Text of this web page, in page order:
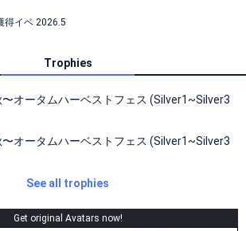
得イベ 2026.5
Trophies
オータムハーベストフェス (Silver1~Silver3
オータムハーベストフェス (Silver1~Silver3
See all trophies
Get original Avatars now!